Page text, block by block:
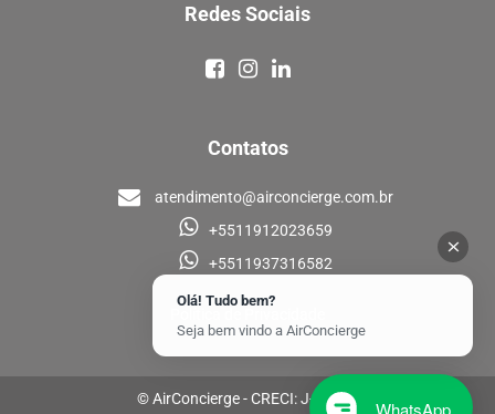
Redes Sociais
Contatos
atendimento@airconcierge.com.br
+5511912023659
+5511937316582
© AirConcierge - CRECI: J-33448 WhatsApp
Olá! Tudo bem?
Seja bem vindo a AirConcierge